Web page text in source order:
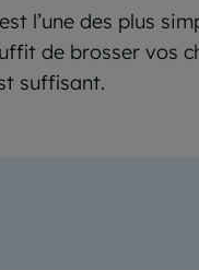
l’une des plus
de brosser vos
suffisant.